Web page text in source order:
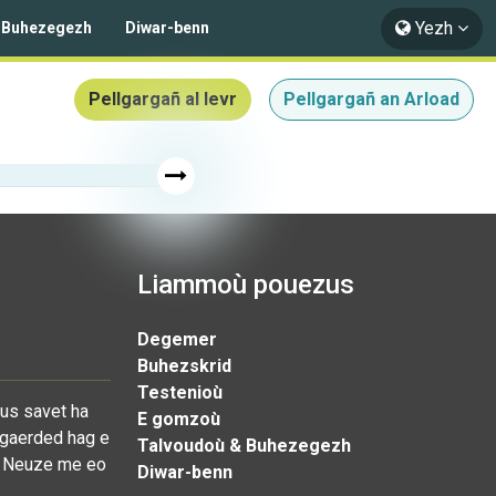
Diwar-benn Yezh
Pellgargañ al levr Pellgargañ an Arload
savet ha
hag e
me eo
Liammoù pouezus
Degemer
Buhezskrid
Testenioù
E gomzoù
Talvoudoù & Buhezegezh
Diwar-benn